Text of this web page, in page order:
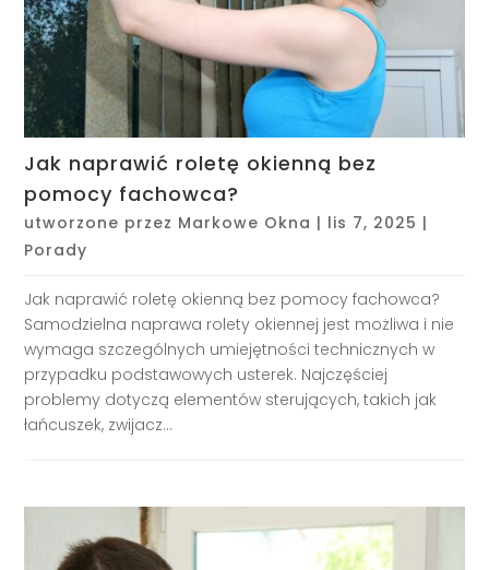
Jak naprawić roletę okienną bez
pomocy fachowca?
utworzone przez Markowe Okna | lis 7, 2025 |
Porady
Jak naprawić roletę okienną bez pomocy fachowca?
Samodzielna naprawa rolety okiennej jest możliwa i nie
wymaga szczególnych umiejętności technicznych w
przypadku podstawowych usterek. Najczęściej
problemy dotyczą elementów sterujących, takich jak
łańcuszek, zwijacz...